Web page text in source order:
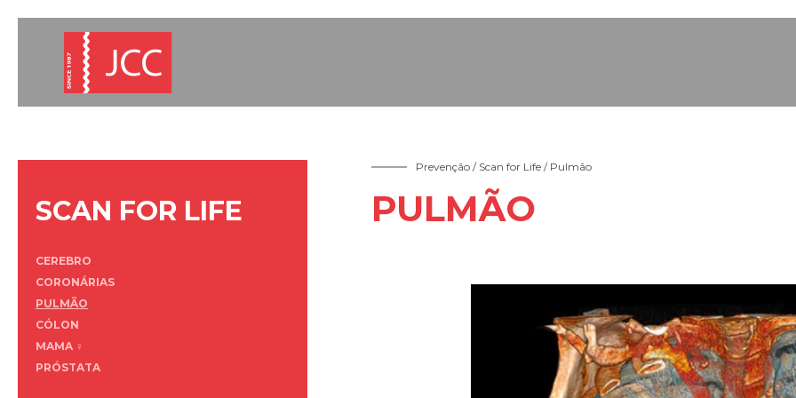
SCAN FOR LIFE
CEREBRO
CORONÁRIAS
PULMÃO
CÓLON
MAMA ♀
PRÓSTATA
Prevenção / Scan for Life/ Pulmão
PULMÃO